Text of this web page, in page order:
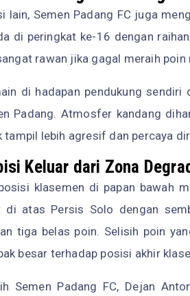
lain, Semen Padang FC juga
di peringkat ke-16 dengan
rawan jika gagal meraih
di hadapan pendukung
Padang. Atmosfer kandang
tampil lebih agresif dan percaya
Keluar dari Zona
klasemen di papan bawah
di atas Persis Solo dengan
tiga belas poin. Selisih poin
besar terhadap posisi akhir
Semen Padang FC, Dejan